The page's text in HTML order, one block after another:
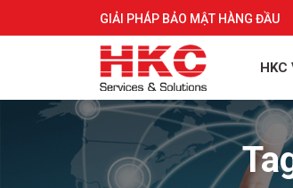
GIẢI PHÁP BẢO MẬT HÀNG ĐẦU
HKC